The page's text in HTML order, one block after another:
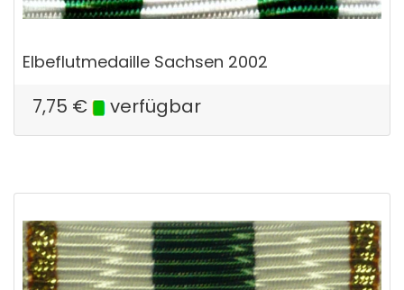
Elbeflutmedaille Sachsen 2002
7,75 € verfügbar